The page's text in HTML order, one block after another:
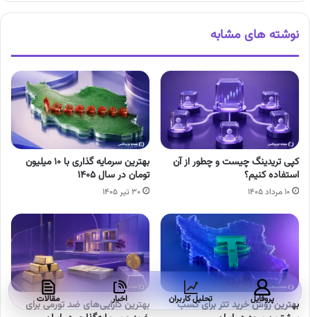
نوشته های مشابه
کپی تریدینگ چیست و چطور از آن
استفاده کنیم؟
۱۰ مرداد ۱۴۰۵
بهترین سرمایه گذاری با ۱۰ میلیون
تومان در سال ۱۴۰۵
۳۰ تیر ۱۴۰۵
بهترین روش خرید تتر برای کسب
بهترین دارایی‌های ضد تورمی برای
پروفایل تحلیل کاربران اخبار مقالات